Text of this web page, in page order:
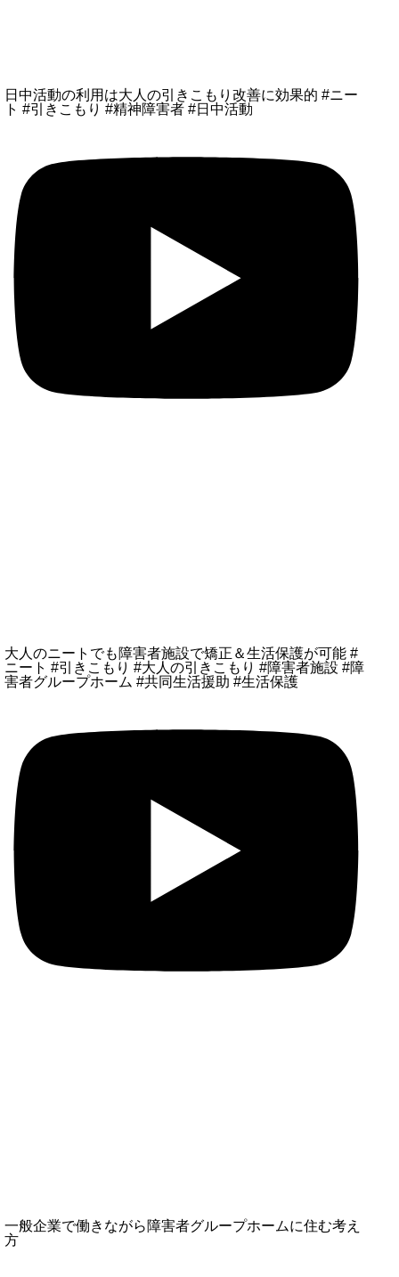
日中活動の利用は大人の引きこもり改善に効果的 #ニー
ト #引きこもり #精神障害者 #日中活動
大人のニートでも障害者施設で矯正＆生活保護が可能 #
ニート #引きこもり #大人の引きこもり #障害者施設 #障
害者グループホーム #共同生活援助 #生活保護
一般企業で働きながら障害者グループホームに住む考え
方